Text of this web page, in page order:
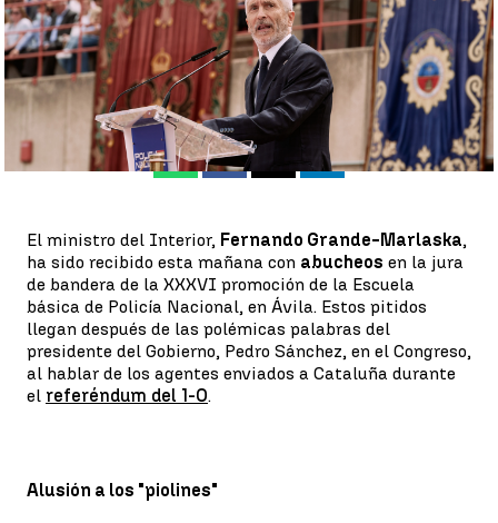
Antena 3 Noticias
Publicado:20 de mayo de 2022, 16:16
WhatsappFacebook Linkedin
El ministro del Interior, Fernando Grande-Marlaska,
ha sido recibido esta mañana con abucheos en la jura
de bandera de la XXXVI promoción de la Escuela
básica de Policía Nacional, en Ávila. Estos pitidos
llegan después de las polémicas palabras del
presidente del Gobierno, Pedro Sánchez, en el Congreso,
al hablar de los agentes enviados a Cataluña durante
el referéndum del 1-O.
Alusión a los "piolines"